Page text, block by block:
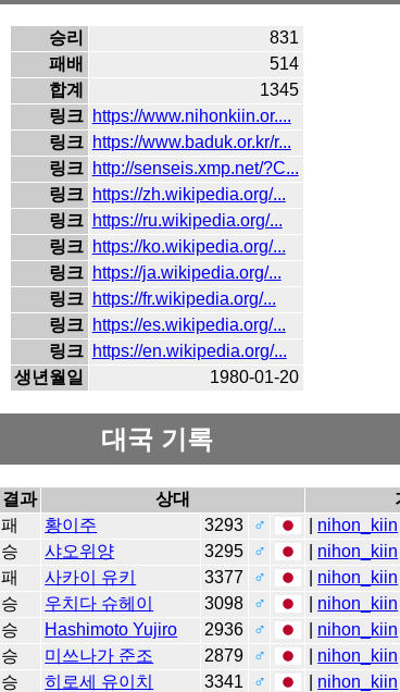
승리
831
패배
514
합계
1345
링크 https://www.nihonkiin.or....
링크 https://www.baduk.or.kr/r...
링크 http://senseis.xmp.net/?C...
링크 https://zh.wikipedia.org/...
링크 https://ru.wikipedia.org/...
링크 https://ko.wikipedia.org/...
링크 https://ja.wikipedia.org/...
링크 https://fr.wikipedia.org/...
링크 https://es.wikipedia.org/...
링크 https://en.wikipedia.org/...
생년월일
1980-01-20
대국 기록
결과 상대
패 황이주 3293 ♂ nihon_kiin
승 샤오위양 3295 ♂ nihon_kiin
패 사카이 유키 3377 ♂ nihon_kiin
승 우치다 슈헤이 3098 ♂ nihon_kiin
승 Hashimoto Yujiro 2936 ♂ nihon_kiin
승 미쓰나가 준조 2879 ♂ nihon_kiin
승 히로세 유이치 3341 ♂ nihon_kiin